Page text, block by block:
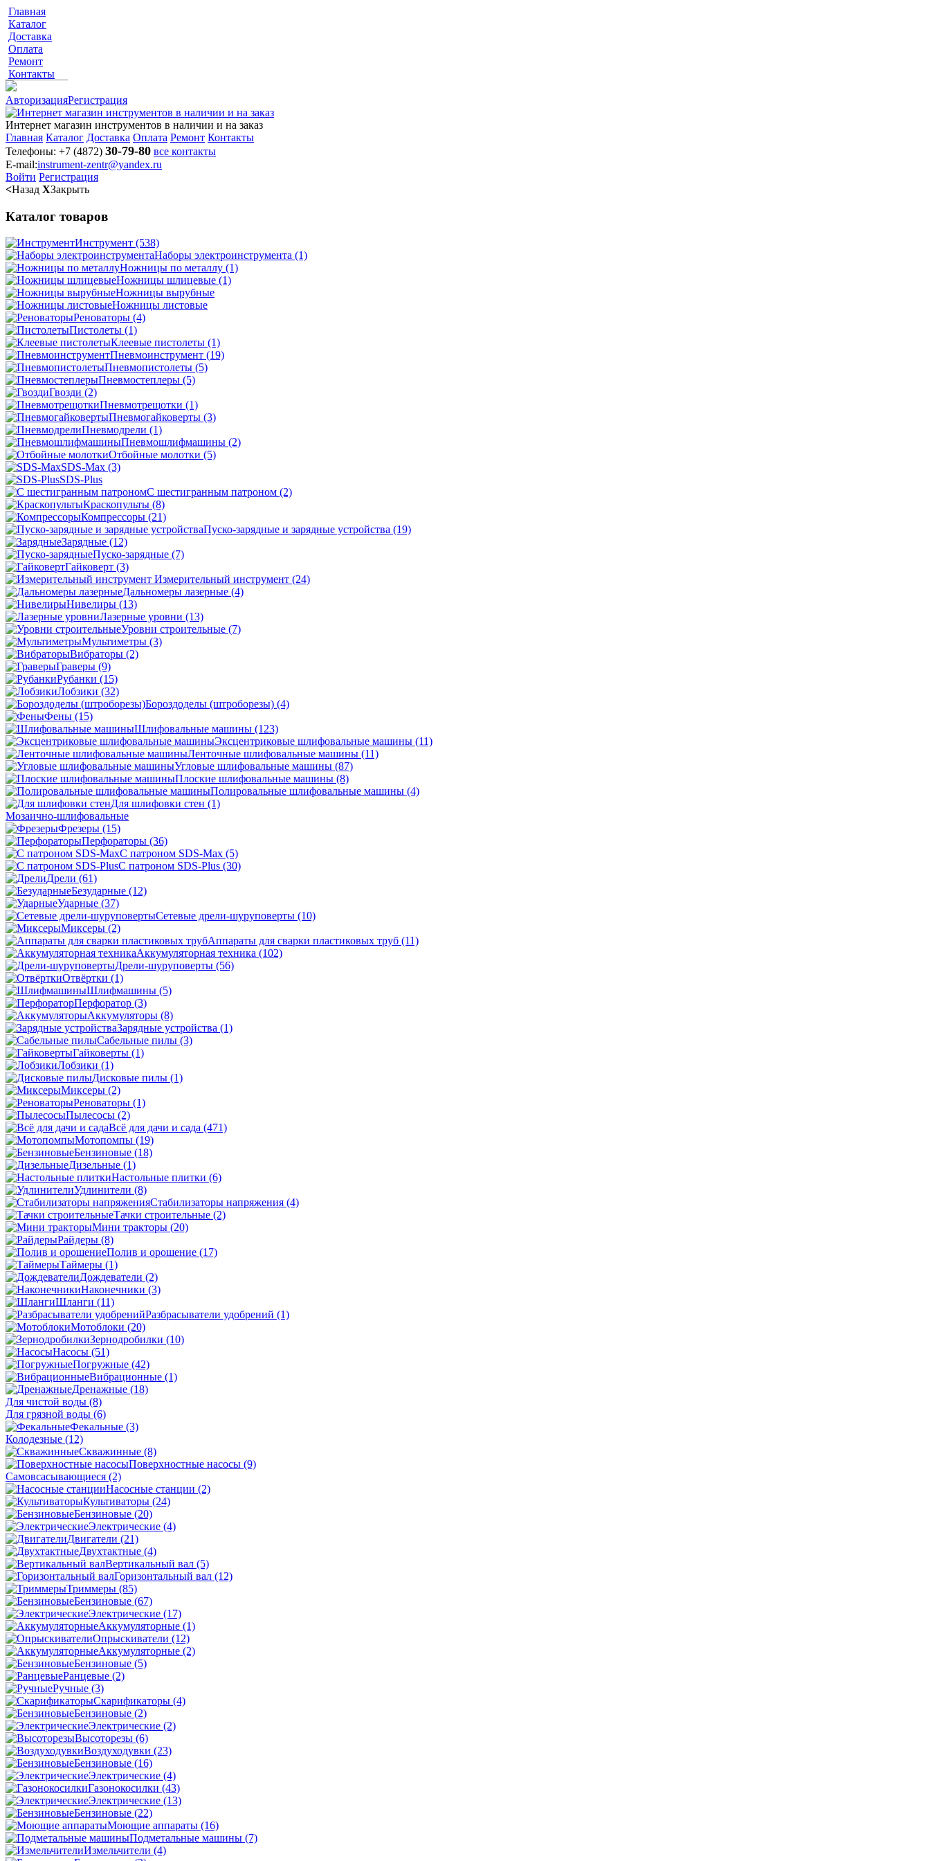
Главная
Каталог
Доставка
Оплата
Ремонт
Контакты
АвторизацияРегистрация
Интернет магазин инструментов в наличии и на заказ
Главная Каталог Доставка Оплата Ремонт Контакты
Телефоны: +7 (4872) 30-79-80 все контакты
E-mail:instrument-zentr@yandex.ru
Войти Регистрация
<Назад XЗакрыть
Каталог товаров
Инструмент (538)
Наборы электроинструмента (1)
Ножницы по металлу (1)
Ножницы шлицевые (1)
Ножницы вырубные
Ножницы листовые
Реноваторы (4)
Пистолеты (1)
Клеевые пистолеты (1)
Пневмоинструмент (19)
Пневмопистолеты (5)
Пневмостеплеры (5)
Гвозди (2)
Пневмотрещотки (1)
Пневмогайковерты (3)
Пневмодрели (1)
Пневмошлифмашины (2)
Отбойные молотки (5)
SDS-Max (3)
SDS-Plus
C шестигранным патроном (2)
Краскопульты (8)
Компрессоры (21)
Пуско-зарядные и зарядные устройства (19)
Зарядные (12)
Пуско-зарядные (7)
Гайковерт (3)
Измерительный инструмент (24)
Дальномеры лазерные (4)
Нивелиры (13)
Лазерные уровни (13)
Уровни строительные (7)
Мультиметры (3)
Вибраторы (2)
Граверы (9)
Рубанки (15)
Лобзики (32)
Бороздоделы (штроборезы) (4)
Фены (15)
Шлифовальные машины (123)
Эксцентриковые шлифовальные машины (11)
Ленточные шлифовальные машины (11)
Угловые шлифовальные машины (87)
Плоские шлифовальные машины (8)
Полировальные шлифовальные машины (4)
Для шлифовки стен (1)
Мозаично-шлифовальные
Фрезеры (15)
Перфораторы (36)
С патроном SDS-Max (5)
С патроном SDS-Plus (30)
Дрели (61)
Безударные (12)
Ударные (37)
Сетевые дрели-шуруповерты (10)
Миксеры (2)
Аппараты для сварки пластиковых труб (11)
Аккумуляторная техника (102)
Дрели-шуруповерты (56)
Отвёртки (1)
Шлифмашины (5)
Перфоратор (3)
Аккумуляторы (8)
Зарядные устройства (1)
Сабельные пилы (3)
Гайковерты (1)
Лобзики (1)
Дисковые пилы (1)
Миксеры (2)
Реноваторы (1)
Пылесосы (2)
Всё для дачи и сада (471)
Мотопомпы (19)
Бензиновые (18)
Дизельные (1)
Настольные плитки (6)
Удлинители (8)
Стабилизаторы напряжения (4)
Тачки строительные (2)
Мини тракторы (20)
Райдеры (8)
Полив и орошение (17)
Таймеры (1)
Дождеватели (2)
Наконечники (3)
Шланги (11)
Разбрасыватели удобрений (1)
Мотоблоки (20)
Зернодробилки (10)
Насосы (51)
Погружные (42)
Вибрационные (1)
Дренажные (18)
Для чистой воды (8)
Для грязной воды (6)
Фекальные (3)
Колодезные (12)
Скважинные (8)
Поверхностные насосы (9)
Самовсасывающиеся (2)
Насосные станции (2)
Культиваторы (24)
Бензиновые (20)
Электрические (4)
Двигатели (21)
Двухтактные (4)
Вертикальный вал (5)
Горизонтальный вал (12)
Триммеры (85)
Бензиновые (67)
Электрические (17)
Аккумуляторные (1)
Опрыскиватели (12)
Аккумуляторные (2)
Бензиновые (5)
Ранцевые (2)
Ручные (3)
Скарификаторы (4)
Бензиновые (2)
Электрические (2)
Высоторезы (6)
Воздуходувки (23)
Бензиновые (16)
Электрические (4)
Газонокосилки (43)
Электрические (13)
Бензиновые (22)
Моющие аппараты (16)
Подметальные машины (7)
Измельчители (4)